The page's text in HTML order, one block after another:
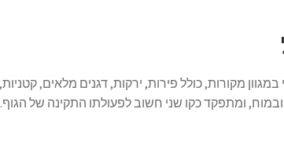
מקורות, כולל פירות, ירקות, דגנים מלאים, קטניות,
ומתפקד כקו שני חשוב לפעולתו התקינה של הגוף.